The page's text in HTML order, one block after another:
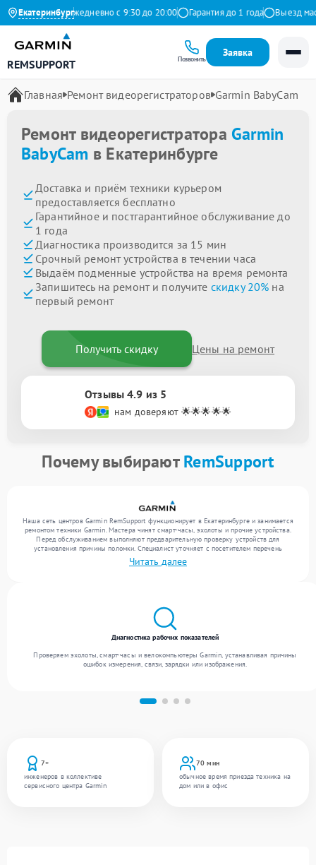
Екатеринбург
Яндекс Ежедневно с 9:30 до 20:00 Гарантия до 1 года Выезд
REMSUPPORT Позвонить
Заявка
Главная Ремонт видеорегистраторов Garmin BabyCam
Ремонт видеорегистратора Garmin
BabyCam в Екатеринбурге
Доставка и приём техники курьером
предоставляется бесплатно
Гарантийное и постгарантийное обслуживание до
1 года
Диагностика производится за 15 мин
Срочный ремонт устройства в течении часа
Выдаём подменные устройства на время ремонта
Запишитесь на ремонт и получите скидку 20% на
первый ремонт
Получить скидку Цены на ремонт
Отзывы 4.9 из 5
нам доверяют 🌟🌟🌟🌟🌟
Почему выбираютRemSupport
Наша сеть центров Garmin RemSupport функционирует в Екатеринбурге и занимается
ремонтом техники Garmin. Мастера чинят смарт-часы, эхолоты и прочие устройства.
Перед обслуживанием выполняют предварительную проверку устройств для
установления причины поломки. Специалист уточняет с посетителем перечень
необходимых работ и цену. Только после этого инженеры реализуют восстановление
с заменой комплектующих по необходимости. По завершении работ их качество
Читать далее
7+
инженеров в коллективе
сервисного центра Garmin
70 мин
обычное время приезда техника на
дом или в офис
Диагностика рабочих показателей
Проверяем эхолоты, смарт-часы и велокомпьютеры Garmin, устанавливая причины
ошибок измерения, связи, зарядки или изображения.